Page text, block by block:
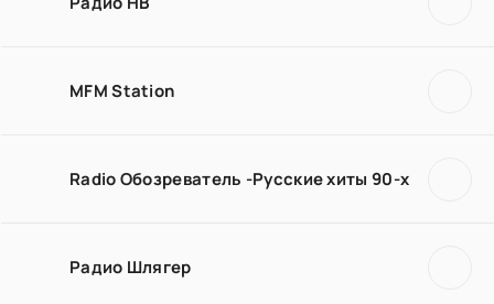
MFM Station
Radio Обозреватель -Русские хиты 90-х
Радио Шлягер